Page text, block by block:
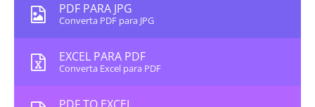
PDF PARA JPG
Converta PDF para JPG
EXCEL PARA PDF
Converta Excel para PDF